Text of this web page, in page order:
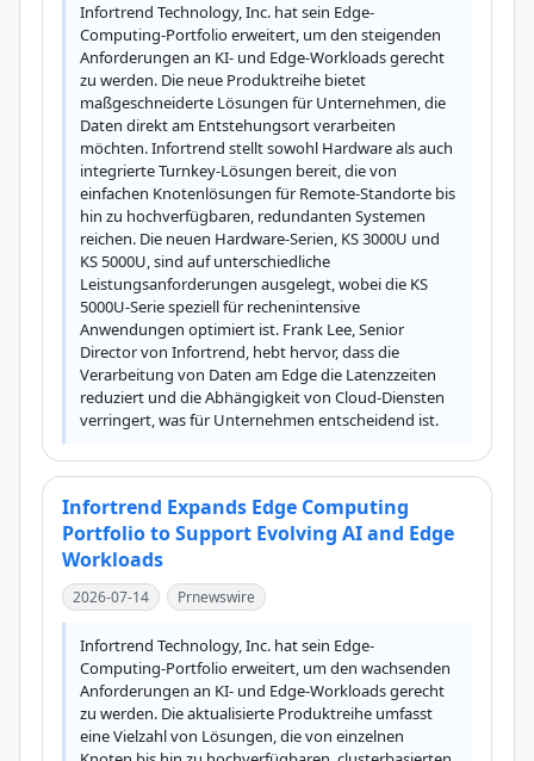
Infortrend Technology, Inc. hat sein Edge-
Computing-Portfolio erweitert, um den steigenden
Anforderungen an KI- und Edge-Workloads gerecht
zu werden. Die neue Produktreihe bietet
maßgeschneiderte Lösungen für Unternehmen, die
Daten direkt am Entstehungsort verarbeiten
möchten. Infortrend stellt sowohl Hardware als auch
integrierte Turnkey-Lösungen bereit, die von
einfachen Knotenlösungen für Remote-Standorte bis
hin zu hochverfügbaren, redundanten Systemen
reichen. Die neuen Hardware-Serien, KS 3000U und
KS 5000U, sind auf unterschiedliche
Leistungsanforderungen ausgelegt, wobei die KS
5000U-Serie speziell für rechenintensive
Anwendungen optimiert ist. Frank Lee, Senior
Director von Infortrend, hebt hervor, dass die
Verarbeitung von Daten am Edge die Latenzzeiten
reduziert und die Abhängigkeit von Cloud-Diensten
verringert, was für Unternehmen entscheidend ist.
Infortrend Expands Edge Computing
Portfolio to Support Evolving AI and Edge
Workloads
2026-07-14 Prnewswire
Infortrend Technology, Inc. hat sein Edge-
Computing-Portfolio erweitert, um den wachsenden
Anforderungen an KI- und Edge-Workloads gerecht
zu werden. Die aktualisierte Produktreihe umfasst
eine Vielzahl von Lösungen, die von einzelnen